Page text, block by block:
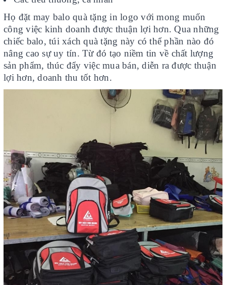
Họ đặt may balo quà tặng in logo với mong muốn
công việc kinh doanh được thuận lợi hơn. Qua những
chiếc balo, túi xách quà tặng này có thể phần nào đó
nâng cao sự uy tín. Từ đó tạo niềm tin về chất lượng
sản phẩm, thúc đẩy việc mua bán, diễn ra được thuận
lợi hơn, doanh thu tốt hơn.